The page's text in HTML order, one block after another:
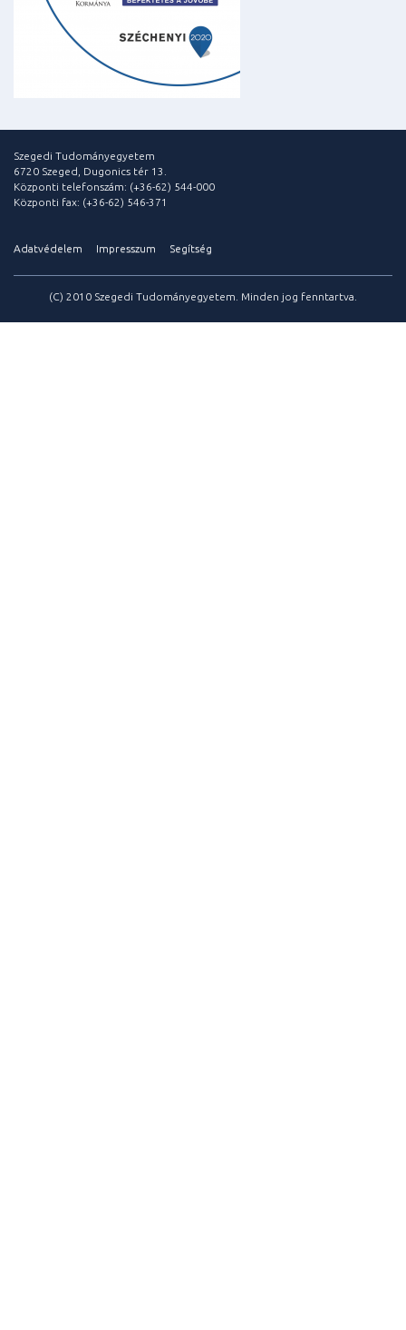
Szegedi Tudományegyetem
6720 Szeged, Dugonics tér 13.
Központi telefonszám: (+36-62) 544-000
Központi fax: (+36-62) 546-371
Adatvédelem Impresszum Segítség
(C) 2010 Szegedi Tudományegyetem. Minden jog fenntartva.